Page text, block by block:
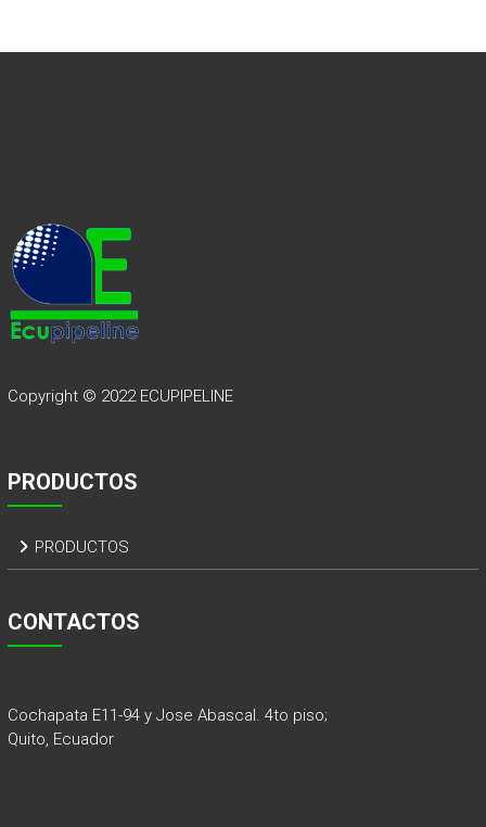
Copyright © 2022 ECUPIPELINE
PRODUCTOS
PRODUCTOS
CONTACTOS
Cochapata E11-94 y Jose Abascal. 4to piso;
Quito, Ecuador